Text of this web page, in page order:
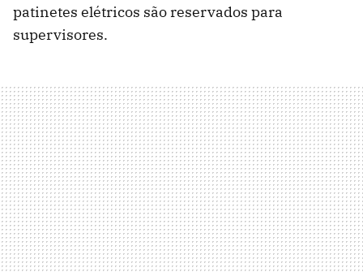
patinetes elétricos são reservados para
supervisores.